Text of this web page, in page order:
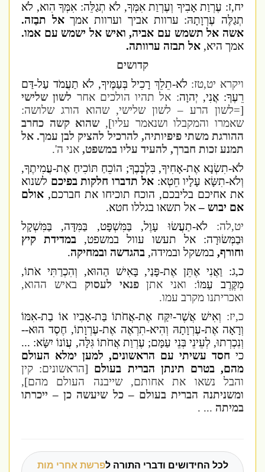
יח,ז: עֶרְוַת אָבִיךָ וְעֶרְוַת אִמְּךָ, לֹא תְגַלֵּה: אִמְּךָ הִוא, לֹא
תְגַלֶּה עֶרְוָתָהּ: ערוות אביך וערוות אמךאל תבַזה.
אשה אל תשמש עם אביה, ואיש אל ישמש עם אמו.
אמך היא,אל תבזה ערוותה.
קדושים
ויקראיט,טז:לֹא-תֵלֵךְ רָכִיל בְּעַמֶּיךָ, לֹא תַעֲמֹד עַל-דַּם
רֵעֶךָ: אֲנִי, יְהוָה: אל תהיו הולכים אחרלשון שלישי
[=לשון הרע – לשון שלישי, שהוא הורג שלושה:
שאמרו והמקבלו ושנאמר עליו],שהוא קשה כחרב
ההורגת משתי פיפיותיה, להרכיל להציק לבן עמך. אל
תמנע זכות חברך, להעיד עליו במשפט,אני ה'.
לֹא-תִשְׂנָא אֶת-אָחִיךָ, בִּלְבָבֶךָ; הוֹכֵחַ תּוֹכִיחַ אֶת-עֲמִיתֶךָ,
וְלֹא-תִשָּׂא עָלָיו חֵטְא:אל תדברו חלקות בפיכםלשנוא
את אחיכם בליבכם, הוכח תוכיחו את חברכם,אולם
אם יבוש – אל תשאו בגללו חטא.
יט,לה: לֹא-תַעֲשׂוּ עָוֶל, בַּמִּשְׁפָּט, בַּמִּדָּה, בַּמִּשְׁקָל
וּבַמְּשׂוּרָה: אל תעשו עוול במשפט,במדידת קיץ
וחורף,במשקל ובמידה,בהגדשה ובמחיקה.
כ,ג: וַאֲנִי אֶתֵּן אֶת-פָּנַי, בָּאִישׁ הַהוּא, וְהִכְרַתִּי אֹתוֹ,
מִקֶּרֶב עַמּוֹ: ואני אתןפנאי לעסוקבאיש ההוא,
ואכריתנו מקרב עמו.
כ,יז:וְאִישׁ אֲשֶׁר-יִקַּח אֶת-אֲחֹתוֹ בַּת-אָבִיו אוֹ בַת-אִמּוֹ
וְרָאָה אֶת-עֶרְוָתָהּ וְהִיא-תִרְאֶה אֶת-עֶרְוָתוֹ, חֶסֶד הוּא--
וְנִכְרְתוּ, לְעֵינֵי בְּנֵי עַמָּם; עֶרְוַת אֲחֹתוֹ גִּלָּה, עֲו‍ֹנוֹ יִשָּׂא: ...
כיחסד עשיתי עם הראשונים, למען ימלא העולם
מהם, בטרם תינתן הברית בעולם [הראשונים: קין
והבל נשאו את אחותם, שייבנה העולם מהם],
ומשניתנה הברית בעולם – כל שיעשה כן – ייכרתו
במיתה... .
לכל החידושים ודברי התורה לפרשת אחרי מות